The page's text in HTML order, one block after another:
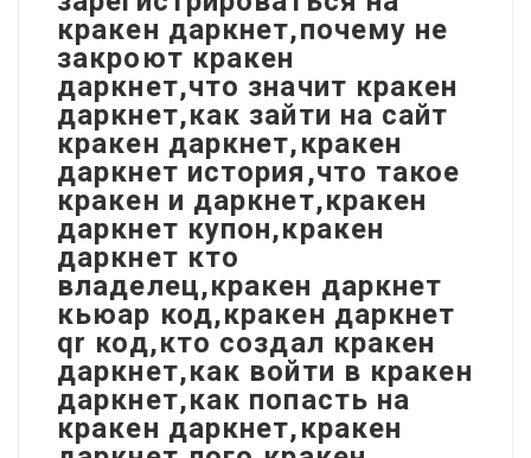
кракен даркнет,почему не
закроют кракен
даркнет,что значит кракен
даркнет,как зайти на сайт
кракен даркнет,кракен
даркнет история,что такое
кракен и даркнет,кракен
даркнет купон,кракен
даркнет кто
владелец,кракен даркнет
кьюар код,кракен даркнет
qr код,кто создал кракен
даркнет,как войти в кракен
даркнет,как попасть на
кракен даркнет,кракен